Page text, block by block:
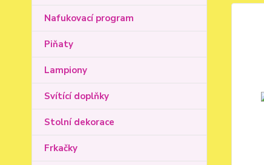
Nafukovací program
Piňaty
Lampiony
Svítící doplňky
Stolní dekorace
Frkačky